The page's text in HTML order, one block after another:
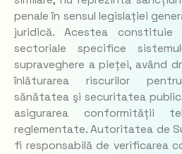
penale în sensul legislației
juridică. Acestea constituie
sectoriale specifice
supraveghere a pieței, având
înlăturarea riscurilor
sănătatea şi securitatea
asigurarea conformității
reglementate. Autoritatea de
fi responsabilă de verificarea